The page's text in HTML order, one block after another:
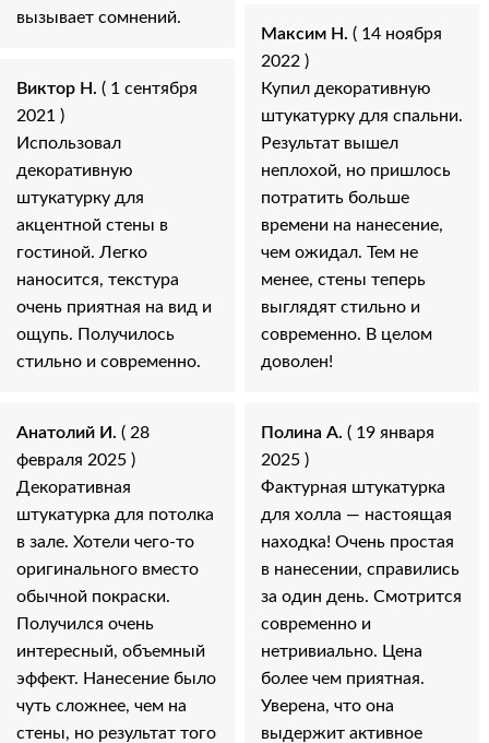
вызывает сомнений.
Виктор Н. ( 1 сентября
2021 )
Использовал
декоративную
штукатурку для
акцентной стены в
гостиной. Легко
наносится, текстура
очень приятная на вид и
ощупь. Получилось
стильно и современно.
Анатолий И. ( 28
февраля 2025 )
Декоративная
штукатурка для потолка
в зале. Хотели чего-то
оригинального вместо
обычной покраски.
Получился очень
интересный, объемный
эффект. Нанесение было
чуть сложнее, чем на
стены, но результат того
Максим Н. ( 14 ноября
2022 )
Купил декоративную
штукатурку для спальни.
Результат вышел
неплохой, но пришлось
потратить больше
времени на нанесение,
чем ожидал. Тем не
менее, стены теперь
выглядят стильно и
современно. В целом
доволен!
Полина А. ( 19 января
2025 )
Фактурная штукатурка
для холла — настоящая
находка! Очень простая
в нанесении, справились
за один день. Смотрится
современно и
нетривиально. Цена
более чем приятная.
Уверена, что она
выдержит активное